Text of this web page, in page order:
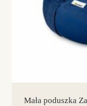
Mała poduszka